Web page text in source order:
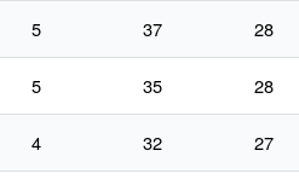
5 37 28
5 35 28
4 32 27